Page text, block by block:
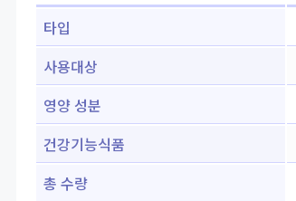
타입
사용대상
영양 성분
건강기능식품
총 수량